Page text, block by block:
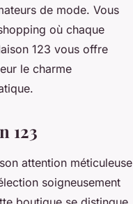
de mode. Vous
où chaque
123 vous offre
le charme
123
attention méticuleuse
soigneusement